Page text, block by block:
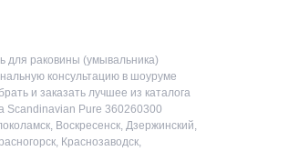
для раковины (умывальника)
консультацию в шоуруме
и заказать лучшее из каталога
Scandinavian Pure 360260300
Воскресенск, Дзержинский,
Краснозаводск,